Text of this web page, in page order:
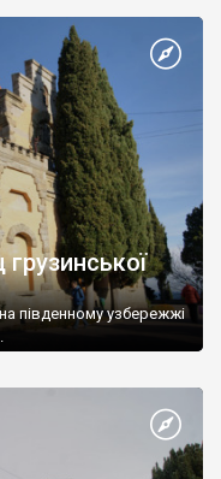
південному узбережжі